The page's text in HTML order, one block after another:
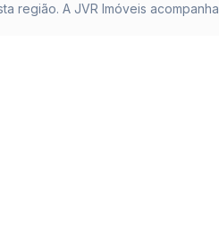
região. A JVR Imóveis